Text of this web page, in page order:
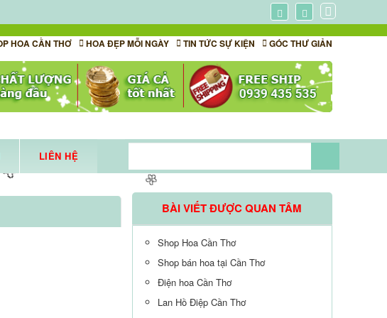
HOA CẦN THƠ HOA ĐẸP MỖI NGÀY TIN TỨC SỰ KIỆN GÓC THƯ GIẢN
LIÊN HỆ
XUYÊN SUỐT MÙA DỊCH
BÀI VIẾT ĐƯỢC QUAN TÂM
Shop Hoa Cần Thơ
Shop bán hoa tại Cần Thơ
Điện hoa Cần Thơ
Lan Hồ Điệp Cần Thơ
🌼
🌼